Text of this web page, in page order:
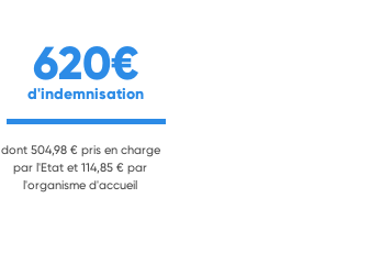
620€
d'indemnisation
dont 504,98 € pris en charge
par l'Etat et 114,85 € par
l'organisme d'accueil